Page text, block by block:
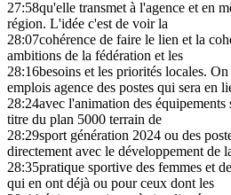
27:58qu'elle transmet à l'agence et en
région. L'idée c'est de voir la
28:07cohérence de faire le lien et la
ambitions de la fédération et les
28:16besoins et les priorités locales.
emplois agence des postes qui sera en
28:24avec l'animation des
titre du plan 5000 terrain de
28:29sport génération 2024 ou des
directement avec le développement de
28:35pratique sportive des femmes et
qui en ont déjà ou pour ceux dont les